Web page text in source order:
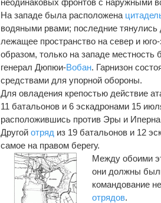
На западе была расположена
водяными рвами; последние тянулись
лежащее пространство на север и
образом, только на западе
генерал Дюпюи-Вобан. Гарнизон
средствами для упорной обороны.
Для овладения крепостью действие
11 батальонов и 6 эскадронами 15
расположившись против Эры и
Другойотряд из 19 батальонов и 12
самое на правом берегу.
Между обоими
они должны
командование
отрядов.